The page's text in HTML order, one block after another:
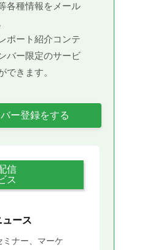
各種情報をメール
ポート紹介コンテ
バー限定のサービ
できます。
ー登録をする
信
ス
ース
ナー、マーケ